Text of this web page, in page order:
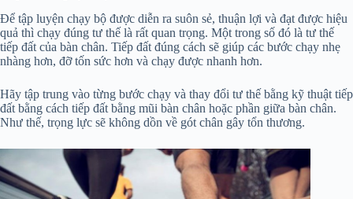
Để tập luyện chạy bộ được diễn ra suôn sẻ, thuận lợi và đạt được hiệu
quả thì chạy đúng tư thế là rất quan trọng. Một trong số đó là tư thế
tiếp đất của bàn chân. Tiếp đất đúng cách sẽ giúp các bước chạy nhẹ
nhàng hơn, đỡ tốn sức hơn và chạy được nhanh hơn.
Hãy tập trung vào từng bước chạy và thay đổi tư thế bằng kỹ thuật tiếp
đất bằng cách tiếp đất bằng mũi bàn chân hoặc phần giữa bàn chân.
Như thế, trọng lực sẽ không dồn về gót chân gây tổn thương.